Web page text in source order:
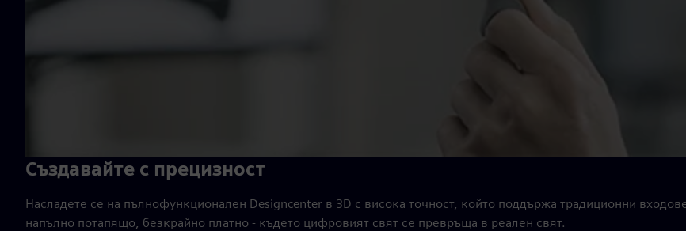
Създавайте с прецизност
Насладете се на пълнофункционален Designcenter в 3D с висока точност, който поддържа традиционни
напълно потапящо, безкрайно платно - където цифровият свят се превръща в реален свят.